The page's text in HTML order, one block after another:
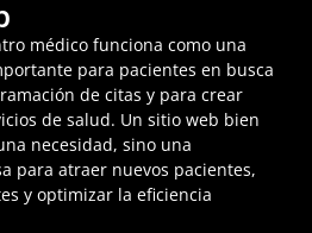
médico funciona como una
para pacientes en busca
de citas y para crear
de salud. Un sitio web bien
necesidad, sino una
para atraer nuevos pacientes,
y optimizar la eficiencia